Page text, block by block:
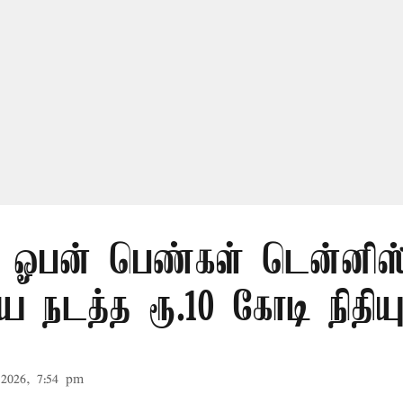
பெண்கள்
ரூ.10 கோடி
7:54 pm